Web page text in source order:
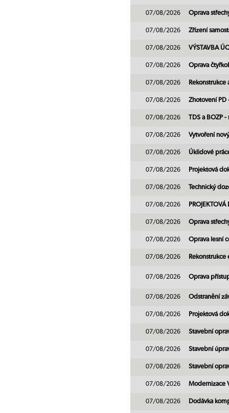
07/08/2026 Oprava
07/08/2026 Zřízení
07/08/2026 VÝSTAVBA
07/08/2026 Oprava
07/08/2026
07/08/2026 Zhotovení PD
07/08/2026 TDS a BOZP
07/08/2026 Vytvoření
07/08/2026 Úklidové
07/08/2026 Projektová
07/08/2026 Technický
07/08/2026
07/08/2026 Oprava
07/08/2026 Oprava lesní
07/08/2026 Rekonstrukce
07/08/2026 Oprava
07/08/2026 Odstranění
07/08/2026 Projektová
07/08/2026 Stavební
07/08/2026 Stavební
07/08/2026 Stavební
07/08/2026 Modernizace
07/08/2026 Dodávka